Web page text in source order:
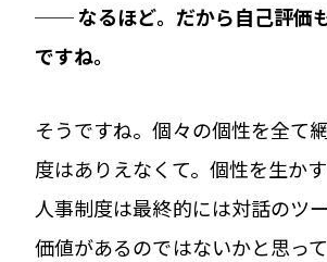
── なるほど。だから自己評価
ですね。
そうですね。個々の個性を全て
度はありえなくて。個性を生かす
人事制度は最終的には対話のツ
価値があるのではないかと思って